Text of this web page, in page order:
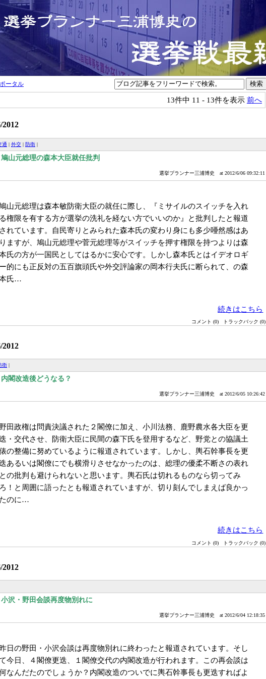
ータル
13件中 11 - 13件を表示 前へ
2012
通 | 外交 | 防衛 |
鳩山元総理の森本大臣就任批判
選挙プランナー三浦博史 at 2012/6/06 09:32:11
山元総理は森本敏防衛大臣の就任に際し、『ミサイルのスイッチを入れ
る権限を有する方が選挙の洗礼を経ない方でいいのか』と批判したと報道
されています。自民寄りとみられた森本氏の変わり身にも多少唖然感はあ
りますが、鳩山元総理や菅元総理等がスイッチを押す権限を持つよりは森
氏の方が一国民としてはるかに安心です。しかし森本氏とはイデオロギ
ー的にも正反対の五百旗頭氏や外交評論家の岡本行夫氏に断られて、の森
氏…
続きはこちら
コメント (0) トラックバック (0)
2012
衛
内閣改造後どうなる？
選挙プランナー三浦博史 at 2012/6/05 10:26:42
田政権は問責決議された２閣僚に加え、小川法務、鹿野農水各大臣を更
・交代させ、防衛大臣に民間の森下氏を登用するなど、野党との協議土
の整備に努めているように報道されています。しかし、輿石幹事長を更
あるいは閣僚にでも横滑りさせなかったのは、総理の優柔不断さの表れ
との批判も避けられないと思います。輿石氏は切れるものなら切ってみ
ろ！と周囲に語ったとも報道されていますが、切り刻んでしまえば良かっ
たのに…
続きはこちら
コメント (0) トラックバック (0)
2012
小沢・野田会談再度物別れに
選挙プランナー三浦博史 at 2012/6/04 12:18:35
日の野田・小沢会談は再度物別れに終わったと報道されています。そし
今日、４閣僚更迭、１閣僚交代の内閣改造が行われます。この再会談は
なんだたのでしょうか？内閣改造のついでに輿石幹事長も更迭すればよ